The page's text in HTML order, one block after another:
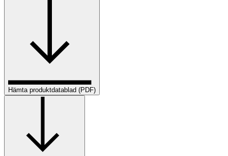
Hämta produktdatablad (PDF)